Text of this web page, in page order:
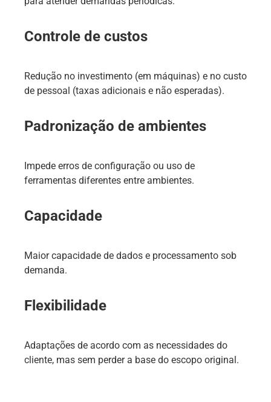
Controle de custos
Redução no investimento (em máquinas) e no custo
de pessoal (taxas adicionais e não esperadas).
Padronização de ambientes
Impede erros de configuração ou uso de
ferramentas diferentes entre ambientes.
Capacidade
Maior capacidade de dados e processamento sob
demanda.
Flexibilidade
Adaptações de acordo com as necessidades do
cliente, mas sem perder a base do escopo original.